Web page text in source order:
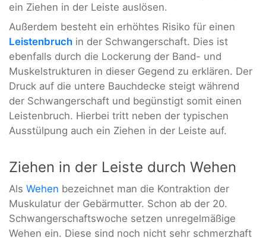
ein Ziehen in der Leiste auslösen.
Außerdem besteht ein erhöhtes Risiko für einen
Leistenbruch in der Schwangerschaft. Dies ist
ebenfalls durch die Lockerung der Band- und
Muskelstrukturen in dieser Gegend zu erklären. Der
Druck auf die untere Bauchdecke steigt während
der Schwangerschaft und begünstigt somit einen
Leistenbruch. Hierbei tritt neben der typischen
Ausstülpung auch ein Ziehen in der Leiste auf.
Ziehen in der Leiste durch Wehen
Als Wehen bezeichnet man die Kontraktion der
Muskulatur der Gebärmutter. Schon ab der 20.
Schwangerschaftswoche setzen unregelmäßige
Wehen ein. Diese sind noch nicht sehr schmerzhaft